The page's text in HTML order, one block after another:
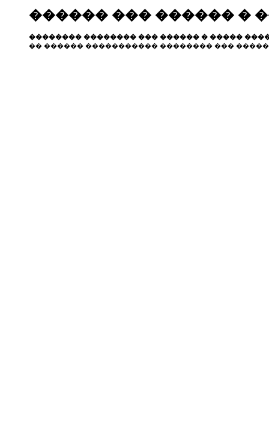
������ ��� ������ �
�������� �������� ��� ������ � �����
�� ������ ����������� �������� ���